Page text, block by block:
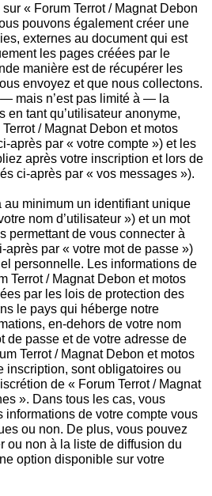
« Forum Terrot / Magnat Debon
pouvons également créer une
externes au document qui est
les pages créées par le
manière est de récupérer les
envoyez et que nous collectons.
mais n’est pas limité à — la
en tant qu’utilisateur anonyme,
Terrot / Magnat Debon et motos
après par « votre compte ») et les
après votre inscription et lors de
ci-après par « vos messages »).
au minimum un identifiant unique
nom d’utilisateur ») et un mot
permettant de vous connecter à
après par « votre mot de passe »)
personnelle. Les informations de
Terrot / Magnat Debon et motos
par les lois de protection des
le pays qui héberge notre
en-dehors de votre nom
de passe et de votre adresse de
Terrot / Magnat Debon et motos
inscription, sont obligatoires ou
de « Forum Terrot / Magnat
». Dans tous les cas, vous
informations de votre compte vous
ou non. De plus, vous pouvez
ou non à la liste de diffusion du
option disponible sur votre